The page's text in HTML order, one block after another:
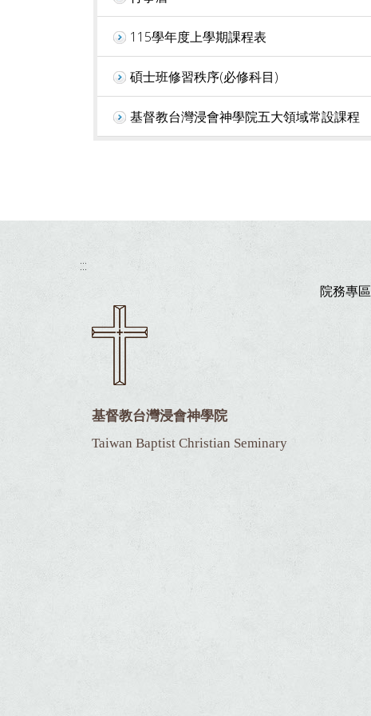
115學年度上學期課程表
碩士班修習秩序(必修科目)
基督教台灣浸會神學院五大領域常設課程
:::
基督教台灣浸會神學院
Taiwan Baptist Christian Seminary
院務專區